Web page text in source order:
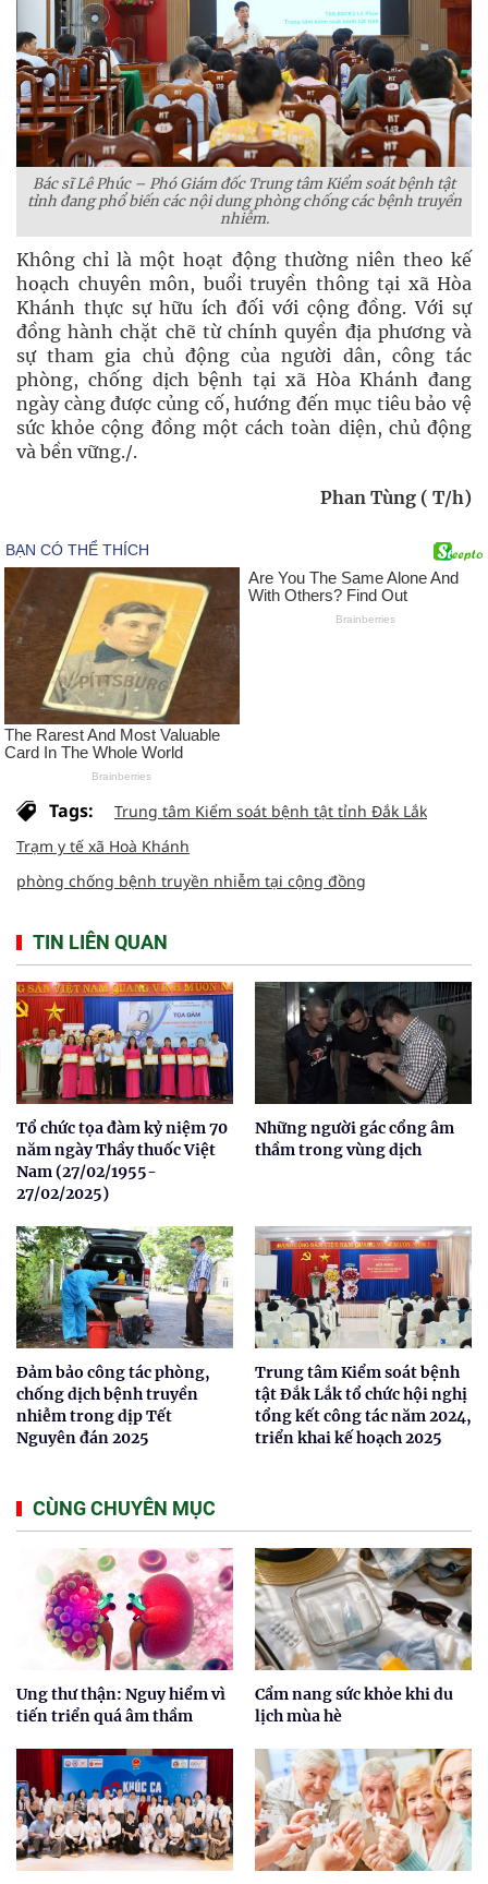
Bác sĩ Lê Phúc – Phó Giám đốc Trung tâm Kiểm soát bệnh tật
tỉnh đang phổ biến các nội dung phòng chống các bệnh truyền
nhiễm.
Không chỉ là một hoạt động thường niên theo kế
hoạch chuyên môn, buổi truyền thông tại xã Hòa
Khánh thực sự hữu ích đối với cộng đồng. Với sự
đồng hành chặt chẽ từ chính quyền địa phương và
sự tham gia chủ động của người dân, công tác
phòng, chống dịch bệnh tại xã Hòa Khánh đang
ngày càng được củng cố, hướng đến mục tiêu bảo vệ
sức khỏe cộng đồng một cách toàn diện, chủ động
và bền vững./.
Phan Tùng ( T/h)
Tags:
Trung tâm Kiểm soát bệnh tật tỉnh Đắk Lắk
Trạm y tế xã Hoà Khánh
phòng chống bệnh truyền nhiễm tại cộng đồng
TIN LIÊN QUAN
Tổ chức tọa đàm kỷ niệm 70
năm ngày Thầy thuốc Việt
Nam (27/02/1955-
27/02/2025)
Những người gác cổng âm
thầm trong vùng dịch
Đảm bảo công tác phòng,
chống dịch bệnh truyền
nhiễm trong dịp Tết
Nguyên đán 2025
Trung tâm Kiểm soát bệnh
tật Đắk Lắk tổ chức hội nghị
tổng kết công tác năm 2024,
triển khai kế hoạch 2025
CÙNG CHUYÊN MỤC
Ung thư thận: Nguy hiểm vì
tiến triển quá âm thầm
Cẩm nang sức khỏe khi du
lịch mùa hè